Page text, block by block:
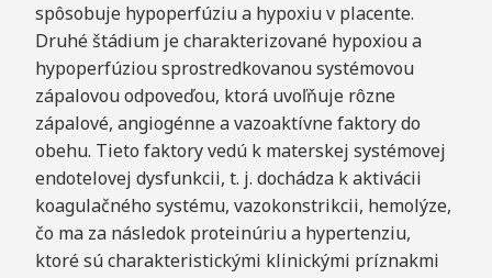
spôsobuje hypoperfúziu a hypoxiu v placente.
Druhé štádium je charakterizované hypoxiou a
hypoperfúziou sprostredkovanou systémovou
zápalovou odpoveďou, ktorá uvoľňuje rôzne
zápalové, angiogénne a vazoaktívne faktory do
obehu. Tieto faktory vedú k materskej systémovej
endotelovej dysfunkcii, t. j. dochádza k aktivácii
koagulačného systému, vazokonstrikcii, hemolýze,
čo ma za následok proteinúriu a hypertenziu,
ktoré sú charakteristickými klinickými príznakmi